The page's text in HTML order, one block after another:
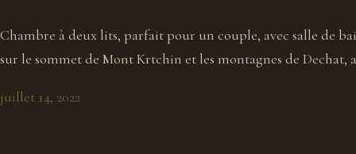
Chambre à deux lits, parfait pour un couple, avec salle de
sur le sommet de Mont Krtchin et les montagnes de Dechat,
juillet 14, 2022